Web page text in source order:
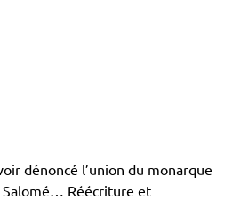
dénoncé l’union du monarque
Salomé… Réécriture et